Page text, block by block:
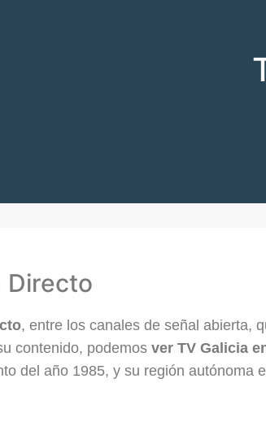
Directo
, entre los canales de señal abierta,
contenido, podemos ver TV Galicia
del año 1985, y su región autónoma